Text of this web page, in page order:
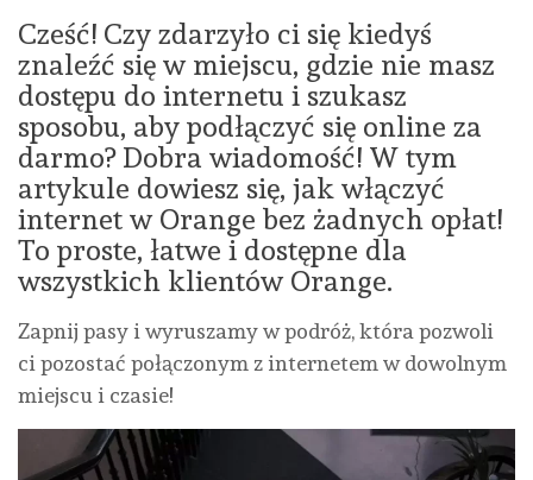
Cześć! Czy zdarzyło ci się kiedyś
znaleźć się w miejscu, gdzie nie masz
dostępu do internetu i szukasz
sposobu, aby podłączyć się online za
darmo? Dobra wiadomość! W tym
artykule dowiesz się, jak włączyć
internet w Orange bez żadnych opłat!
To proste, łatwe i dostępne dla
wszystkich klientów Orange.
Zapnij pasy i wyruszamy w podróż, która pozwoli
ci pozostać połączonym z internetem w dowolnym
miejscu i czasie!